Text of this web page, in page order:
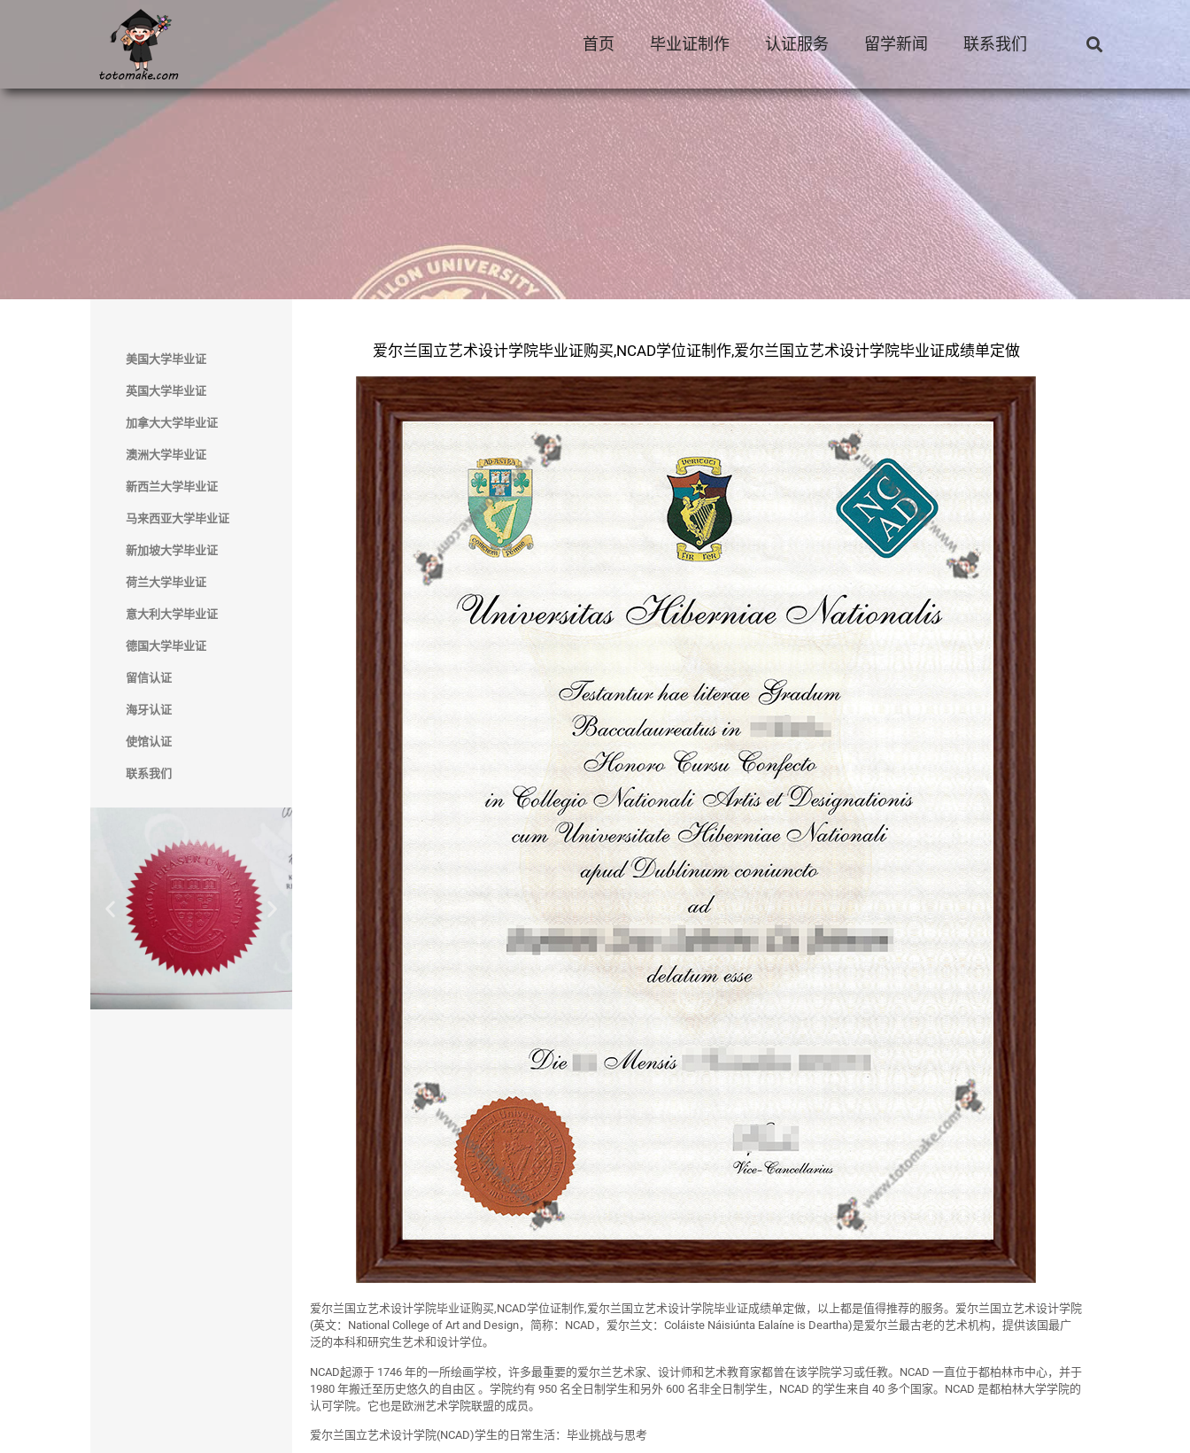
首页 毕业证制作 认证服务 留学新闻 联系我们
美国大学毕业证
英国大学毕业证
加拿大大学毕业证
澳洲大学毕业证
新西兰大学毕业证
马来西亚大学毕业证
新加坡大学毕业证
荷兰大学毕业证
意大利大学毕业证
德国大学毕业证
留信认证
海牙认证
使馆认证
联系我们
爱尔兰国立艺术设计学院毕业证购买,NCAD学位证制作,爱尔兰国立艺术设计学院毕业证成绩单定做
爱尔兰国立艺术设计学院毕业证购买,NCAD学位证制作,爱尔兰国立艺术设计学院毕业证成绩单定做，以上都是值得推荐的服务。爱尔兰国立艺术设计学院
(英文：National College of Art and Design，简称：NCAD，爱尔兰文：Coláiste Náisiúnta Ealaíne is Deartha)是爱尔兰最古老的艺术机构，提供该国最广
泛的本科和研究生艺术和设计学位。
NCAD起源于 1746 年的一所绘画学校，许多最重要的爱尔兰艺术家、设计师和艺术教育家都曾在该学院学习或任教。NCAD 一直位于都柏林市中心，并于
1980 年搬迁至历史悠久的自由区 。学院约有 950 名全日制学生和另外 600 名非全日制学生，NCAD 的学生来自 40 多个国家。NCAD 是都柏林大学学院的
认可学院。它也是欧洲艺术学院联盟的成员。
爱尔兰国立艺术设计学院(NCAD)学生的日常生活：毕业挑战与思考